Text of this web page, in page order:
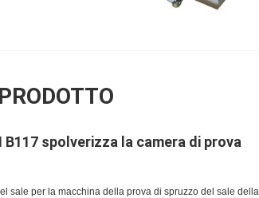
spolverizza la camera di prova
per la macchina della prova di spruzzo del sale della